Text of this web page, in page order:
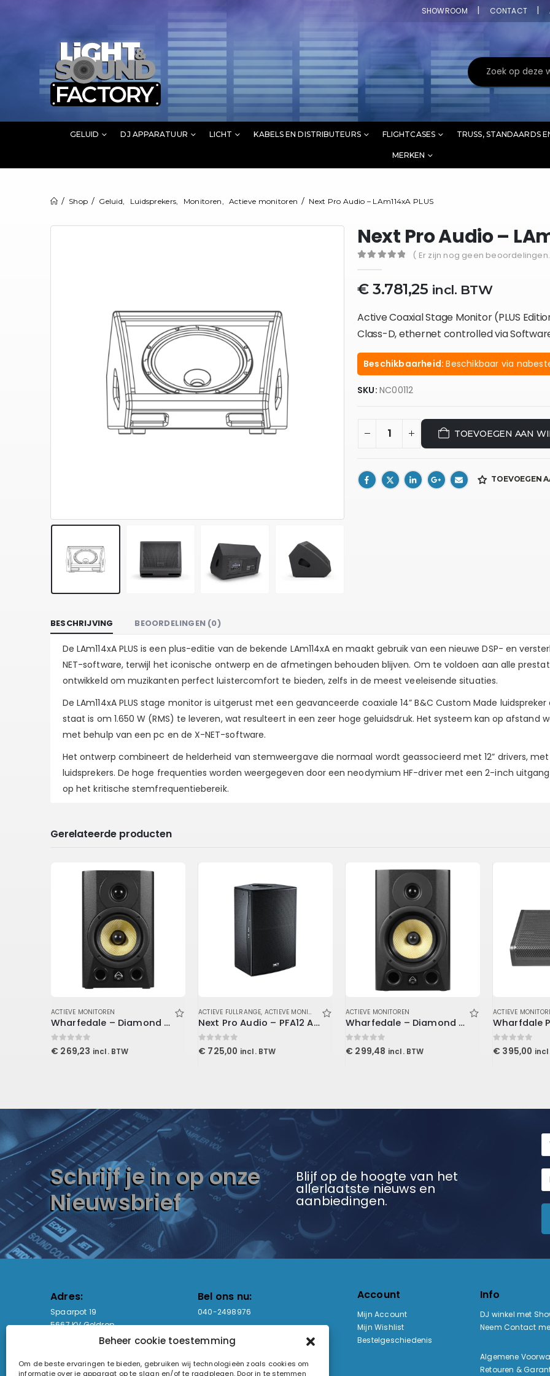
Beheer cookie toestemming
Om de beste ervaringen te bieden, gebruiken wij technologieën zoals cookies om
informatie over je apparaat op te slaan en/of te raadplegen. Door in te stemmen
SHOWROOM CONTACT
GELUID DJ APPARATUUR LICHT KABELS EN DISTRIBUTEURS FLIGHTCASES TRUSS, STANDAARDS
MERKEN
Shop Geluid Luidsprekers Monitoren Actieve monitoren Next Pro Audio – LAm114xA PLUS
Next Pro Audio –
( Er zijn nog geen
€3.781,25 incl. BTW
Active Coaxial Stage Monitor (PLUS
Class-D, ethernet controlled via
Beschikbaarheid:Beschikbaar via
SKU: NC00112
TOEVOEGEN AAN
TOEVOEGEN
BESCHRIJVING BEOORDELINGEN (0)
De LAm114xA PLUS is een plus-editie van de bekende LAm114xA en maakt gebruik van een nieuwe DSP- en
NET-software, terwijl het iconische ontwerp en de afmetingen behouden blijven. Om te voldoen aan alle
ontwikkeld om muzikanten perfect luistercomfort te bieden, zelfs in de meest veeleisende situaties.
De LAm114xA PLUS stage monitor is uitgerust met een geavanceerde coaxiale 14” B&C Custom Made
staat is om 1.650 W (RMS) te leveren, wat resulteert in een zeer hoge geluidsdruk. Het systeem kan op
met behulp van een pc en de X-NET-software.
Het ontwerp combineert de helderheid van stemweergave die normaal wordt geassocieerd met 12” drivers, met
luidsprekers. De hoge frequenties worden weergegeven door een neodymium HF-driver met een 2-inch
op het kritische stemfrequentiebereik.
Gerelateerde producten
MONITOREN
ACTIEVE MONITOREN
Wharfedale – Diamond Studio 5-BT
0out of 5
€ 269,23 incl. BTW
ACTIEVE FULLRANGE, ACTIEVE MONITOREN
Next Pro Audio – PFA12 Actieve Speaker
0out of 5
€ 725,00 incl. BTW
ACTIEVE MONITOREN
Wharfedale – Diamond Studio 7-BT
0out of 5
€ 299,48 incl. BTW
ACTIEVE
0out of 5
€ 395,00
Schrijf je in op onze
Nieuwsbrief
Blijf op de hoogte van het
allerlaatste nieuws en
aanbiedingen.
Adres:
Spaarpot 19
5667 KV Geldrop
Bel ons nu:
040-2498976
sales@lightandsound.store
Openingstijden:
Ma - Vr: 09:00-17:00
Account
Mijn Account
Mijn Wishlist
Bestelgeschiedenis
Info
DJ winkel met
Neem Contact
Algemene
Retouren &